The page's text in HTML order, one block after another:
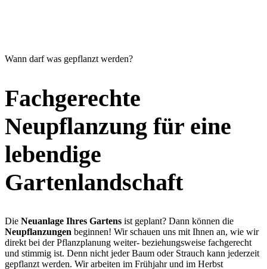
Wann darf was gepflanzt werden?
Fachgerechte
Neupflanzung für eine
lebendige
Gartenlandschaft
Die Neuanlage Ihres Gartens ist geplant? Dann können die
Neupflanzungen beginnen! Wir schauen uns mit Ihnen an, wie wir
direkt bei der Pflanzplanung weiter- beziehungsweise fachgerecht
und stimmig ist. Denn nicht jeder Baum oder Strauch kann jederzeit
gepflanzt werden. Wir arbeiten im Frühjahr und im Herbst